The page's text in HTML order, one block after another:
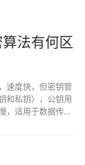
法有何区
速度快，但密钥管
和私钥），公钥用
，适用于数据传输